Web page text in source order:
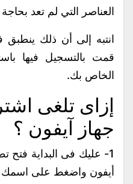
العناصر التي لم تعد بحاجة
انتبه إلى أن ذلك
قمت بالتسجيل فيها
الخاص بك.
إزاى تلغى
جهاز آيفون ؟
1- عليك فى البداية فتح
أيفون واضغط على